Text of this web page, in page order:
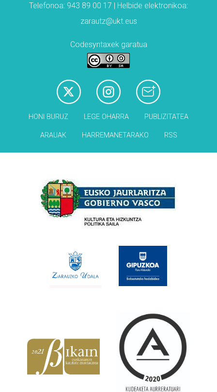
Telefonoa: 943 89 00 17 | Helbide elektronikoa:
zarautz@ukt.eus
Codesyntaxek garatua
HONI BURUZ LEGE OHARRA PUBLIZITATEA
ARAUAK HARREMANETARAKO RSS